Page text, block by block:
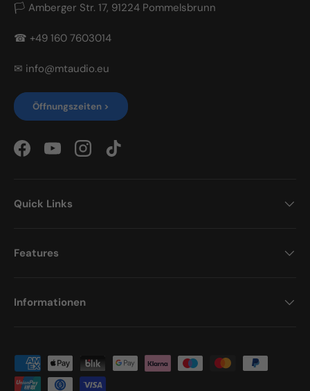
🏳 Amberger Str. 17, 91224 Pommelsbrunn
☎ +49 160 7603014
✉ info@mtaudio.eu
Öffnungszeiten >
FacebookYouTubeInstagramTikTok
Quick Links
Features
Informationen
Zahlungsmethoden